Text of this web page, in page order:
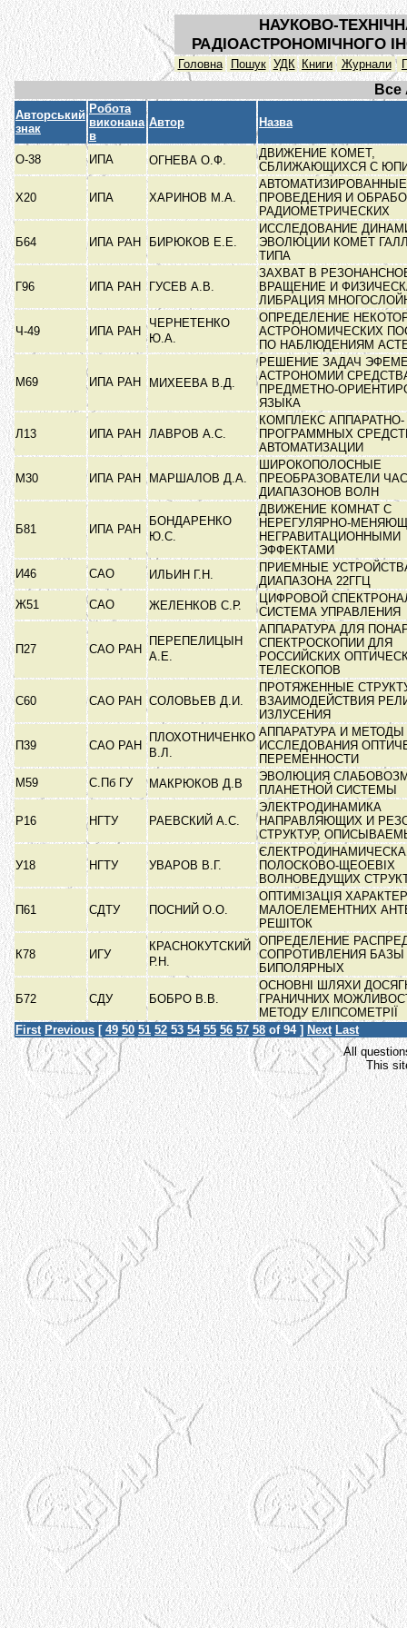
НАУКОВО-
РАДІОАСТРОНОМІЧНОГО
Головна Пошук УДК Книги Журнали
Все
Авторський
знак
Робота
виконана
в
Автор Назва
О-38 ИПА ОГНЕВА О.Ф.
ДВИЖЕНИЕ КОМЕТ,
СБЛИЖАЮЩИХСЯ С
Х20 ИПА ХАРИНОВ М.А.
ПРОВЕДЕНИЯ И
РАДИОМЕТРИЧЕСКИХ
Б64 ИПА РАН БИРЮКОВ Е.Е.
ИССЛЕДОВАНИЕ
ЭВОЛЮЦИИ КОМЕТ
ТИПА
Г96 ИПА РАН ГУСЕВ А.В.
ЗАХВАТ В
ВРАЩЕНИЕ И
ЛИБРАЦИЯ
Ч-49 ИПА РАН
ЧЕРНЕТЕНКО
Ю.А.
ОПРЕДЕЛЕНИЕ
АСТРОНОМИЧЕСКИХ
ПО НАБЛЮДЕНИЯМ
М69 ИПА РАН МИХЕЕВА В.Д.
РЕШЕНИЕ ЗАДАЧ
АСТРОНОМИИ
ПРЕДМЕТНО-
ЯЗЫКА
Л13 ИПА РАН ЛАВРОВ А.С.
КОМПЛЕКС АППАРАТНО-
ПРОГРАММНЫХ
АВТОМАТИЗАЦИИ
М30 ИПА РАН МАРШАЛОВ Д.А.
ШИРОКОПОЛОСНЫЕ
ПРЕОБРАЗОВАТЕЛИ
ДИАПАЗОНОВ ВОЛН
Б81 ИПА РАН
БОНДАРЕНКО
Ю.С.
ДВИЖЕНИЕ КОМНАТ С
НЕРЕГУЛЯРНО-
НЕГРАВИТАЦИОННЫМИ
ЭФФЕКТАМИ
И46
САО ИЛЬИН Г.Н.
ПРИЕМНЫЕ
ДИАПАЗОНА 22ГГЦ
Ж51
САО ЖЕЛЕНКОВ С.Р.
ЦИФРОВОЙ
СИСТЕМА УПРАВЛЕНИЯ
П27 САО РАН
ПЕРЕПЕЛИЦЫН
А.Е.
АППАРАТУРА ДЛЯ
СПЕКТРОСКОПИИ ДЛЯ
РОССИЙСКИХ
ТЕЛЕСКОПОВ
С60 САО РАН СОЛОВЬЕВ Д.И.
ПРОТЯЖЕННЫЕ
ВЗАИМОДЕЙСТВИЯ
ИЗЛУСЕНИЯ
П39 САО РАН
ПЛОХОТНИЧЕНКО
В.Л.
АППАРАТУРА И МЕТОДЫ
ИССЛЕДОВАНИЯ
ПЕРЕМЕННОСТИ
М59
С.Пб ГУ МАКРЮКОВ Д.В
ЭВОЛЮЦИЯ
ПЛАНЕТНОЙ СИСТЕМЫ
Р16 НГТУ РАЕВСКИЙ А.С.
ЭЛЕКТРОДИНАМИКА
НАПРАВЛЯЮЩИХ И
СТРУКТУР,
У18 НГТУ УВАРОВ В.Г.
ПОЛОСКОВО-ЩЕОЕВІХ
ВОЛНОВЕДУЩИХ
П61 СДТУ ПОСНИЙ О.О.
ОПТИМІЗАЦІЯ
МАЛОЕЛЕМЕНТНИХ
РЕШІТОК
К78 ИГУ
КРАСНОКУТСКИЙ
Р.Н.
ОПРЕДЕЛЕНИЕ
СОПРОТИВЛЕНИЯ БАЗЫ
БИПОЛЯРНЫХ
Б72 СДУ БОБРО В.В.
ОСНОВНІ ШЛЯХИ
ГРАНИЧНИХ
МЕТОДУ ЕЛІПСОМЕТРІЇ
First Previous [ 49 50 51 52 53 54 55 56 57 58 of 94 ] Next Last
All
This